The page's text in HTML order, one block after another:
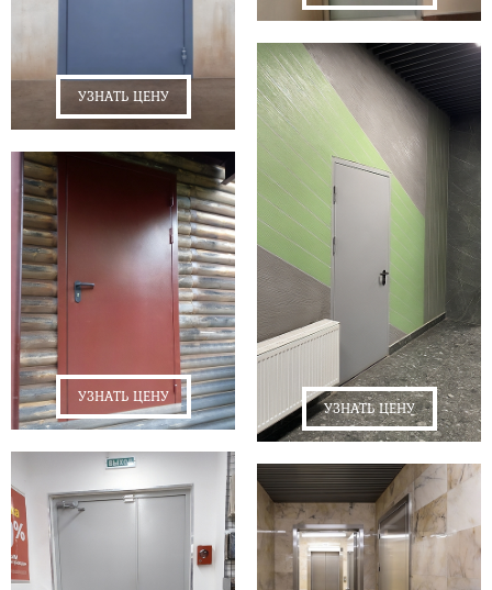
УЗНАТЬ ЦЕНУ
УЗНАТЬ ЦЕНУ
УЗНАТЬ ЦЕНУ